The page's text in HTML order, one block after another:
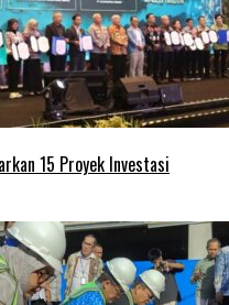
15 Proyek Investasi